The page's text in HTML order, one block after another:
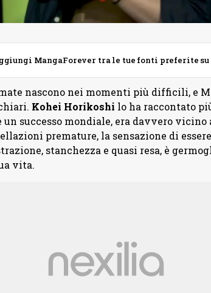
MangaForever tra le tue fonti preferite su
nascono nei momenti più difficili, e
Kohei Horikoshi lo ha raccontato
un successo mondiale, era davvero vicino
premature, la sensazione di
stanchezza e quasi resa, è
vita.